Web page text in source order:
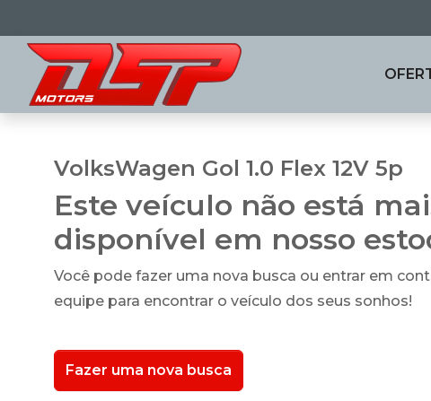
VolksWagen Gol 1.0 Flex 12V 5p
Este veículo não está
disponível em nosso
Você pode fazer uma nova busca ou entrar em
equipe para encontrar o veículo dos seus sonhos!
Fazer uma nova busca